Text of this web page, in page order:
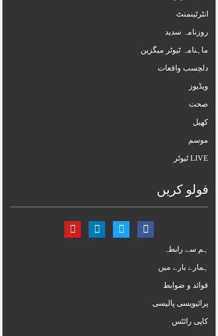
انٹرٹینمنٹ
روزنامہ سدید
ماہنامہ ٹیوٹر میگزین
دلچسب واقعات
ویڈیوز
صحت
کھیل
موسم
LIVE ٹیوٹر
فولو کریں
ہم سے رابطہ
ہمارے بارے میں
قوائد و ضوابط
پرائیویسی پالیسی
کاپی رائٹس